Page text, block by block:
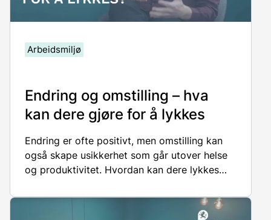
Arbeidsmiljø
Endring og omstilling – hva
kan dere gjøre for å lykkes
Endring er ofte positivt, men omstilling kan
også skape usikkerhet som går utover helse
og produktivitet. Hvordan kan dere lykkes
håndterefor alle?Detvar tema for